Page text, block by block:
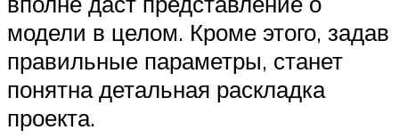
модели в целом. Кроме этого, задав
правильные параметры, станет
понятна детальная раскладка
проекта.